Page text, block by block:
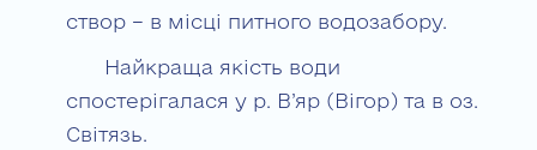
створ – в місці питного водозабору.
Найкраща якість води
спостерігалася у р. В’яр (Вігор) та в оз.
Світязь.